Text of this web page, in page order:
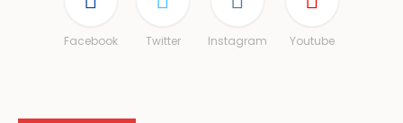
Facebook Twitter Instagram Youtube